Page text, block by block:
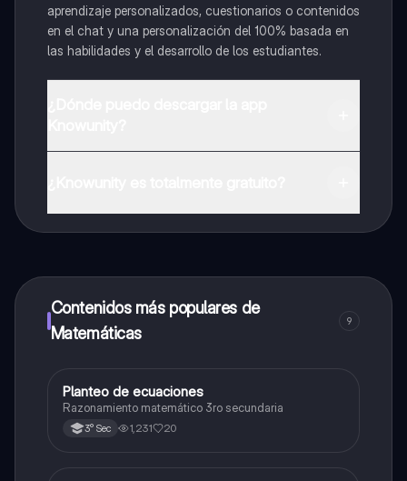
aprendizaje personalizados, cuestionarios o contenidos
en el chat y una personalización del 100% basada en
las habilidades y el desarrollo de los estudiantes.
a determinadas funciones.
Contenidos más populares de
Matemáticas
9
Matemáticas
Planteo de ecuaciones
Razonamiento matemático 3ro secundaria
3° Sec 1,231 20